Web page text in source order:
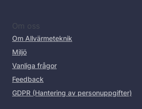
Om oss
Om Allvärmeteknik
Miljö
Vanliga frågor
Feedback
GDPR (Hantering av personuppgifter)